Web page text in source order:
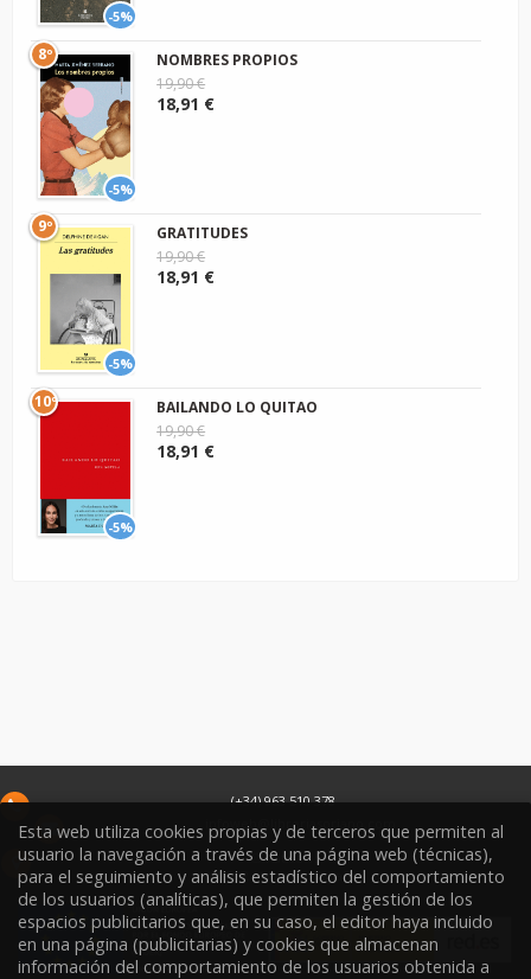
-5%
-5%
8º
NOMBRES PROPIOS
19,90 €
18,91 €
-5%
9º
GRATITUDES
19,90 €
18,91 €
-5%
10º
BAILANDO LO QUITAO
19,90 €
18,91 €
(+34) 963 510 378
infoweb@libreriasoriano.com
C/ Xàtiva 15
46002 Valencia España
Esta web utiliza cookies propias y de terceros que permiten al
usuario la navegación a través de una página web (técnicas),
para el seguimiento y análisis estadístico del comportamiento
de los usuarios (analíticas), que permiten la gestión de los
espacios publicitarios que, en su caso, el editor haya incluido
en una página (publicitarias) y cookies que almacenan
información del comportamiento de los usuarios obtenida a